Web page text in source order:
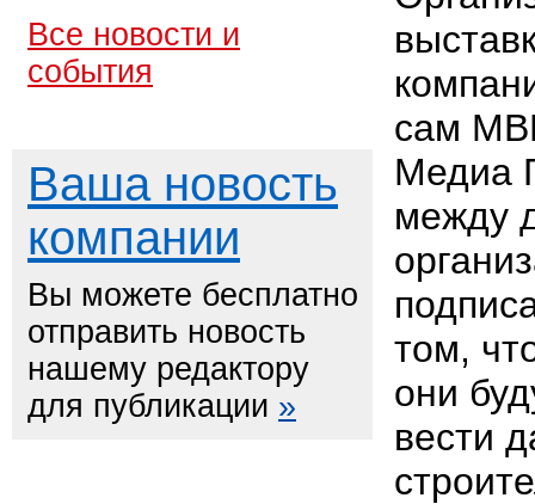
Все новости и
события
Ваша новость
компании
Вы можете бесплатно
отправить новость
нашему редактору
для публикации »
сам
Медиа
между
том,
они
вести